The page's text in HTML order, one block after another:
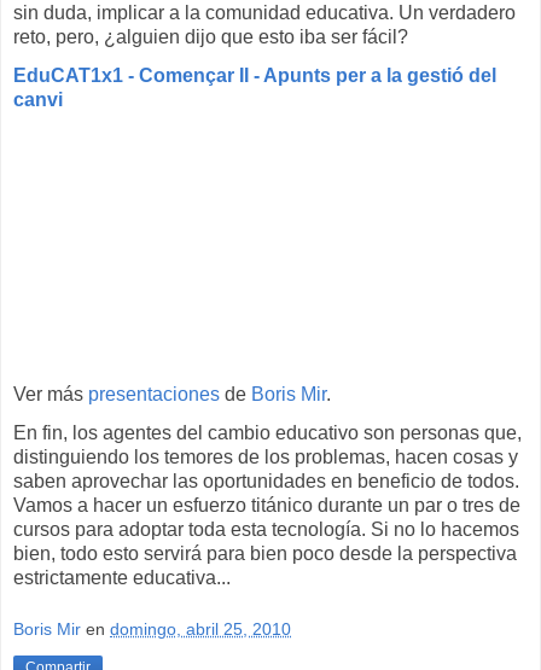
sin duda, implicar a la comunidad educativa. Un verdadero
reto, pero, ¿alguien dijo que esto iba ser fácil?
EduCAT1x1 - Començar II - Apunts per a la gestió del
canvi
Ver más presentaciones de Boris Mir.
En fin, los agentes del cambio educativo son personas que,
distinguiendo los temores de los problemas, hacen cosas y
saben aprovechar las oportunidades en beneficio de todos.
Vamos a hacer un esfuerzo titánico durante un par o tres de
cursos para adoptar toda esta tecnología. Si no lo hacemos
bien, todo esto servirá para bien poco desde la perspectiva
estrictamente educativa...
Boris Mir en domingo, abril 25, 2010